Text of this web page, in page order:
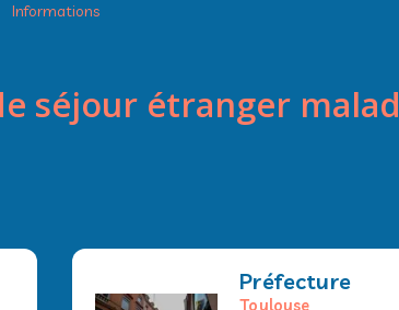
séjour étranger
Préfecture
Toulouse
Informations